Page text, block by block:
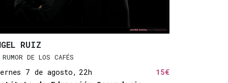
RUIZ
DE LOS CAFÉS
7 de agosto, 22h 15€